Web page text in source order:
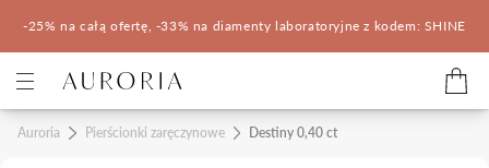
-25% na całą ofertę, -33% na diamenty laboratoryjne z kodem: SHINE
Kategorie
Auroria Pierścionki zaręczynowe Destiny 0,40 ct